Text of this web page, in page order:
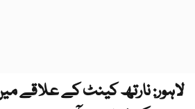
لاہور: نارتھ کینٹ کے علاقے